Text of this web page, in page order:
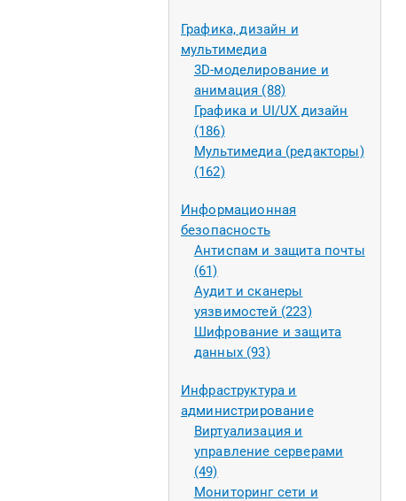
Графика, дизайн и
мультимедиа
3D-моделирование и
анимация (88)
Графика и UI/UX дизайн
(186)
Мультимедиа (редакторы)
(162)
Информационная
безопасность
Антиспам и защита почты
(61)
Аудит и сканеры
уязвимостей (223)
Шифрование и защита
данных (93)
Инфраструктура и
администрирование
Виртуализация и
управление серверами
(49)
Мониторинг сети и